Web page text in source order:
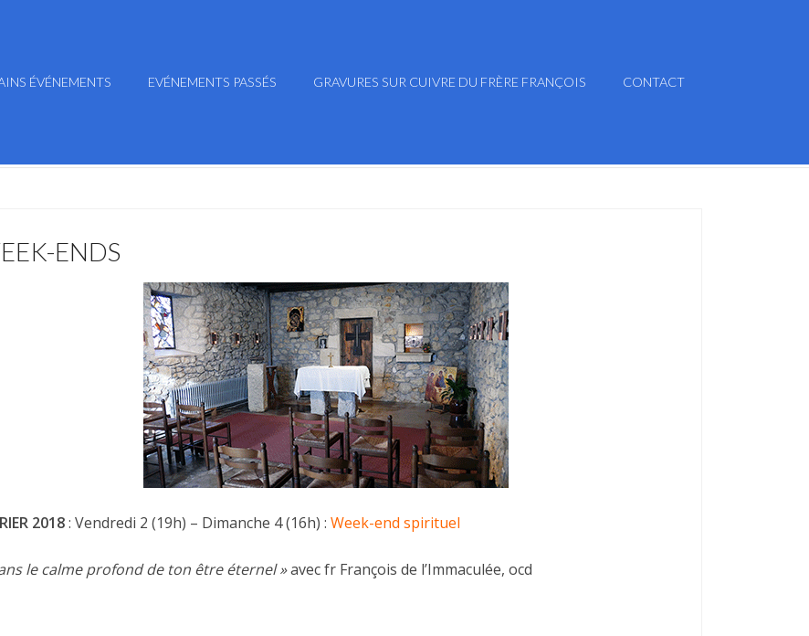
ÉVÉNEMENTS EVÉNEMENTS PASSÉS GRAVURES SUR CUIVRE DU FRÈRE FRANÇOIS CONTACT
ENDS
2018: Vendredi 2 (19h) – Dimanche 4 (16h) : Week-end spirituel
le calme profond de ton être éternel »avec fr François de l’Immaculée, ocd